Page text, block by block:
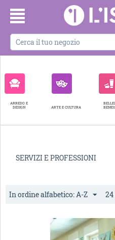
ARREDO E
DESIGN
ARTE E CULTURA
SERVIZI E PROFESSIONI
In ordine alfabetico: A-Z